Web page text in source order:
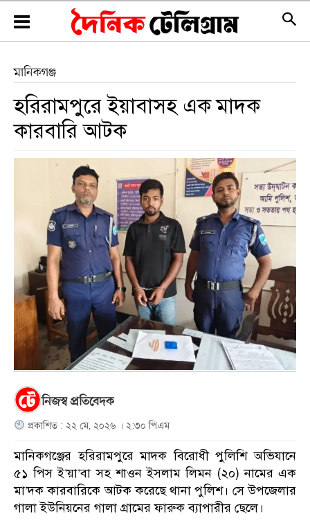
মানিকগঞ্জ
‎হরিরামপুরে ইয়াবাসহ এক মাদক
কারবারি আটক ‎
নিজস্ব প্রতিবেদক
প্রকাশিত : ২২ মে, ২০২৬ । ২:৩০ পিএম
মানিকগঞ্জের হরিরামপুরে মাদক বিরোধী পুলিশি অভিযানে
৫১ পিস ই’য়া’বা সহ শাওন ইসলাম লিমন (২০) নামের এক
মা’দক কারবারিকে আটক করেছে থানা পুলিশ। সে উপজেলার
গালা ইউনিয়নের গালা গ্রামের ফারুক ব্যাপারীর ছেলে।